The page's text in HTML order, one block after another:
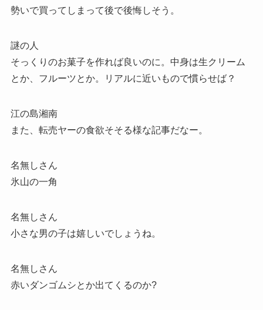
勢いで買ってしまって後で後悔しそう。
謎の人
そっくりのお菓子を作れば良いのに。中身は生クリーム
とか、フルーツとか。リアルに近いもので慣らせば？
江の島湘南
また、転売ヤーの食欲そそる様な記事だなー。
名無しさん
氷山の一角
名無しさん
小さな男の子は嬉しいでしょうね。
名無しさん
赤いダンゴムシとか出てくるのか?